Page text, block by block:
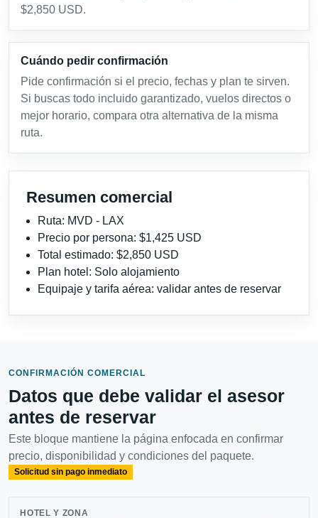
$2,850 USD.
Cuándo pedir confirmación
Pide confirmación si el precio, fechas y plan te sirven.
Si buscas todo incluido garantizado, vuelos directos o
mejor horario, compara otra alternativa de la misma
ruta.
Resumen comercial
Ruta: MVD - LAX
Precio por persona: $1,425 USD
Total estimado: $2,850 USD
Plan hotel: Solo alojamiento
Equipaje y tarifa aérea: validar antes de reservar
CONFIRMACIÓN COMERCIAL
Datos que debe validar el asesor
antes de reservar
Este bloque mantiene la página enfocada en confirmar
precio, disponibilidad y condiciones del paquete.
Solicitud sin pago inmediato
HOTEL Y ZONA